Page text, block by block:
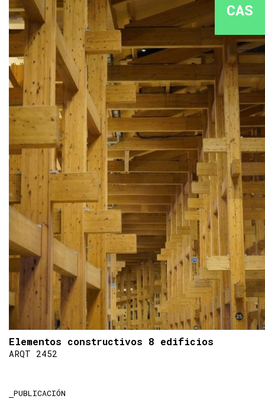
CAS
Elementos constructivos 8 edificios
ARQT 2452
PUBLICACIÓN